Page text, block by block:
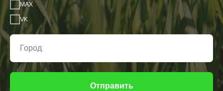
MAX
VK
Отправить